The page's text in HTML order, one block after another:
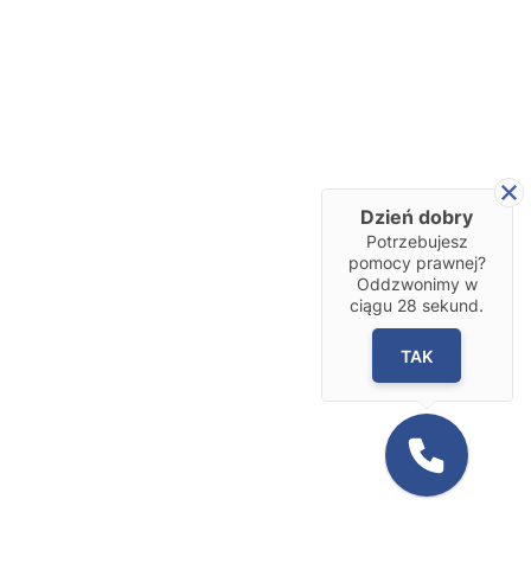
Dzień dobry
Potrzebujesz
pomocy prawnej?
Oddzwonimy w
ciągu 28 sekund.
TAK